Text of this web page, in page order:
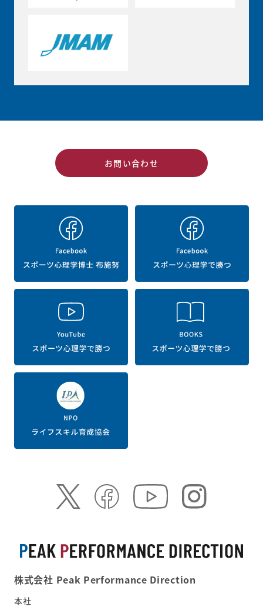
お問い合わせ
株式会社 Peak Performance Direction
本社